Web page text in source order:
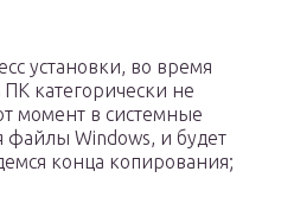
установки, во время
категорически не
момент в системные
файлы Windows, и будет
конца копирования;